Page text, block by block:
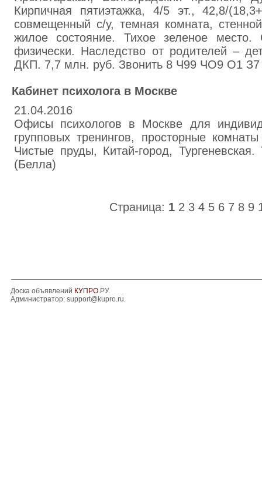
Кирпичная пятиэтажка, 4/5 эт., 42,8/
совмещенный с/у, темная комната,
жилое состояние. Тихое зеленое место.
физически. Наследство от родителей –
ДКП. 7,7 млн. руб. Звонить 8 Ч99 ЧО9 О1 З7
Кабинет психолога в Москве
21.04.2016
Офисы психологов в Москве для
групповых тренингов, просторные
Чистые пруды, Китай-город,
(Белла)
Страница: 1 2 3 4 5 6 7 8 9
Доска объявлений КУПРО.РУ.
Администратор: support@kupro.ru.